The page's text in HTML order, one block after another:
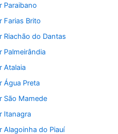
Paraibano
Farias Brito
Riachão do Dantas
Palmeirândia
Atalaia
Água Preta
São Mamede
Itanagra
Alagoinha do Piauí